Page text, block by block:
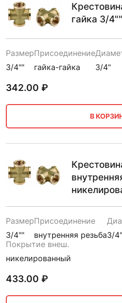
гайка 3/4""
Размер
3/4""
Присоединение
гайка-гайка
3/4"
342.00 ₽
В
Размер
3/4""
Присоединение
внутренняя резьба3/4"
Покрытие внеш.
никелированный
433.00 ₽